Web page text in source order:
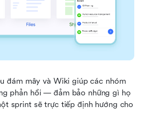
đám mây và Wiki giúp các nhóm
phản hồi — đảm bảo những gì họ
sprint sẽ trực tiếp định hướng cho